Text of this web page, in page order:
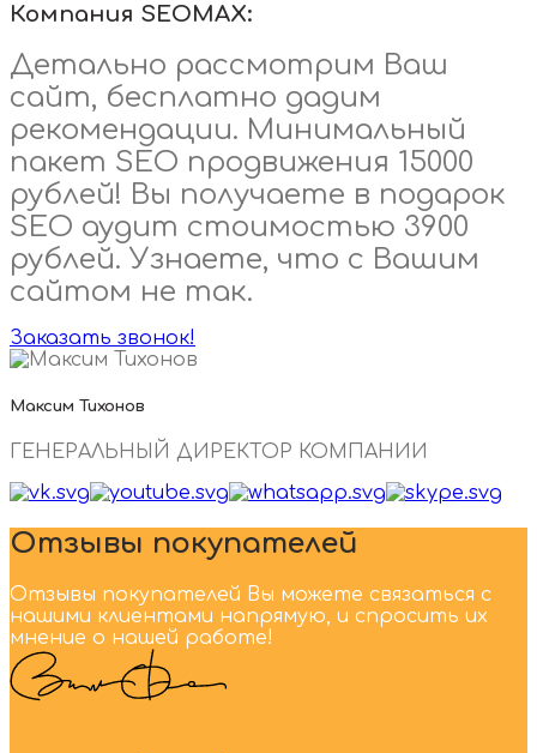
Компания SEOMAX:
Детально рассмотрим Ваш
сайт, бесплатно дадим
рекомендации. Минимальный
пакет SEO продвижения 15000
рублей! Вы получаете в подарок
SEO аудит стоимостью 3900
рублей. Узнаете, что с Вашим
сайтом не так.
Заказать звонок!
Максим Тихонов
ГЕНЕРАЛЬНЫЙ ДИРЕКТОР КОМПАНИИ
Отзывы покупателей
Отзывы покупателей Вы можете связаться с
нашими клиентами напрямую, и спросить их
мнение о нашей работе!